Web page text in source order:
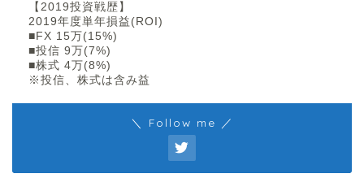
【2019投資戦歴】
2019年度単年損益(ROI)
■FX 15万(15%)
■投信 9万(7%)
■株式 4万(8%)
※投信、株式は含み益
＼ Follow me ／